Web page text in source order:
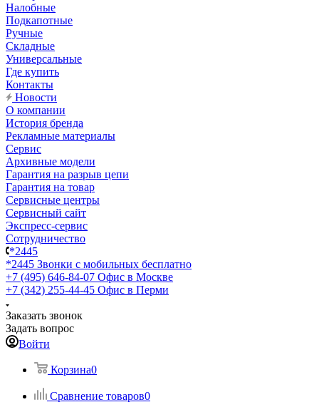
Налобные
Подкапотные
Ручные
Складные
Универсальные
Где купить
Контакты
Новости
О компании
История бренда
Рекламные материалы
Сервис
Архивные модели
Гарантия на разрыв цепи
Гарантия на товар
Сервисные центры
Сервисный сайт
Экспресс-сервис
Сотрудничество
*2445
*2445 Звонки с мобильных бесплатно
+7 (495) 646-84-07 Офис в Москве
+7 (342) 255-44-45 Офис в Перми
Заказать звонок
Задать вопрос
Войти
Корзина0
Сравнение товаров0